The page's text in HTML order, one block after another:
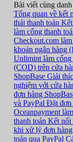
Bài viết cùng
Tổng quan về kết
thái thanh toán
làm cổng thanh
Checkout.com
khoản ngân hàng
Unlimint làm cổng
(COD) trên cửa
ShopBase Giải
nghiệm với cửa
đơn hàng
và PayPal Đặt đơn
Oceanpayment
thanh toán Kết nối
khi xử lý đơn
toán qua PayPal